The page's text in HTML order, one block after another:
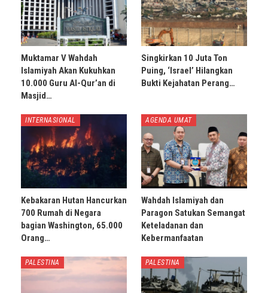
Muktamar V Wahdah
Islamiyah Akan Kukuhkan
10.000 Guru Al-Qur’an di
Masjid…
Singkirkan 10 Juta Ton
Puing, ‘Israel’ Hilangkan
Bukti Kejahatan Perang…
INTERNASIONAL
Kebakaran Hutan Hancurkan
700 Rumah di Negara
bagian Washington, 65.000
Orang…
AGENDA UMAT
Wahdah Islamiyah dan
Paragon Satukan Semangat
Keteladanan dan
Kebermanfaatan
PALESTINA PALESTINA